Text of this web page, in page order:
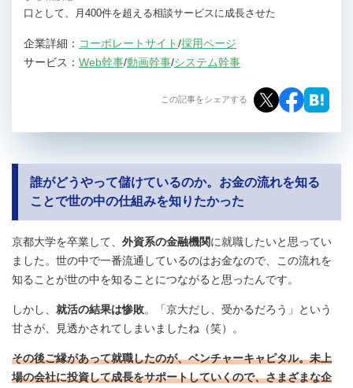
口として、月400件を超える相談サービスに成長させた
企業詳細： コーポレートサイト/採用ページ
サービス： Web幹事/動画幹事/システム幹事
この記事をシェアする
誰がどうやって儲けているのか。お金の流れを知る
ことで世の中の仕組みを知りたかった
京都大学を卒業して、 外資系の金融機関に就職したいと思ってい
ました。世の中で一番流通しているのはお金なので、この流れを
知ることが世の中を知ることにつながると思ったんです。
しかし、 就活の結果は惨敗。「京大だし、受かるだろう」という
甘さが、見透かされてしまいましたね（笑）。
その後ご縁があって就職したのが、ベンチャーキャピタル。未上
場の会社に投資して成長をサポートしていくので、さまざまな企